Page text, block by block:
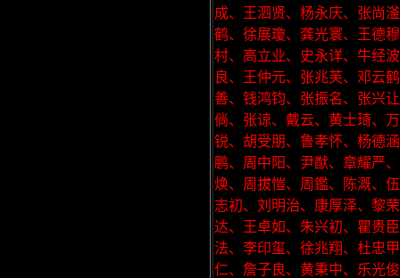
成、王泗贤、杨永庆、张尚
鹤、徐展瓊、龚光寰、王德
村、高立业、史永详、牛经
良、王仲元、张兆芙、邓云
善、钱鸿钧、张振名、张兴
倘、张谅、戴云、黄士琦、
锐、胡受朋、鲁孝怀、杨德
鹏、周中阳、尹猷、章耀严
焕、周拔愷、周鑑、陈溉、
志初、刘明治、康厚泽、黎
达、王卓如、朱兴初、瞿贵
法、李印玺、徐兆翔、杜忠
仁、詹子良、黄秉中、乐光